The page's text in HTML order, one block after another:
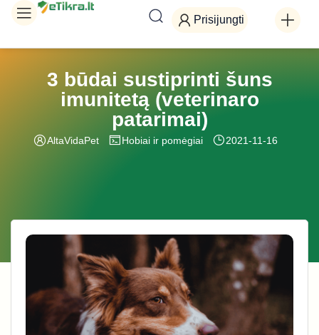
Prisijungti
3 būdai sustiprinti šuns
imunitetą (veterinaro
patarimai)
AltaVidaPet Hobiai ir pomėgiai 2021-11-16